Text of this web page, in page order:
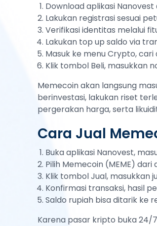
Download aplikasi
Lakukan registrasi sesuai
Verifikasi identitas melalui
Lakukan top up saldo via
Masuk ke menu Crypto, cari
Klik tombol Beli, masukkan
Memecoin akan langsung
berinvestasi, lakukan riset
pergerakan harga, serta
Cara Jual
Buka aplikasi Nanovest,
Pilih Memecoin (MEME)
Klik tombol Jual, masukkan
Konfirmasi transaksi, hasil
Saldo rupiah bisa ditarik ke
Karena pasar kripto buka 24/